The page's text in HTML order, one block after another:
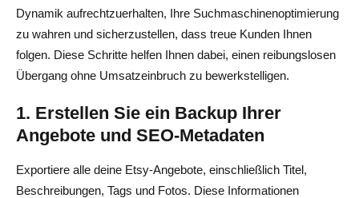
Dynamik aufrechtzuerhalten, Ihre Suchmaschinenoptimierung
zu wahren und sicherzustellen, dass treue Kunden Ihnen
folgen. Diese Schritte helfen Ihnen dabei, einen reibungslosen
Übergang ohne Umsatzeinbruch zu bewerkstelligen.
1. Erstellen Sie ein Backup Ihrer
Angebote und SEO-Metadaten
Exportiere alle deine Etsy-Angebote, einschließlich Titel,
Beschreibungen, Tags und Fotos. Diese Informationen